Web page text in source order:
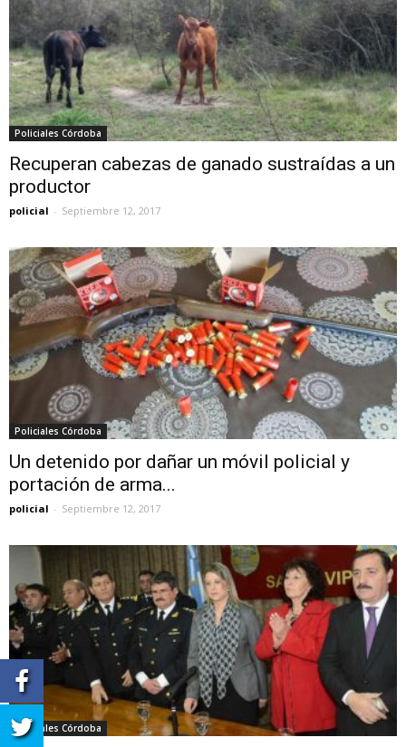
Policiales Córdoba
Recuperan cabezas de ganado sustraídas a un
productor
policial - Septiembre 12, 2017
Policiales Córdoba
Un detenido por dañar un móvil policial y
portación de arma...
policial - Septiembre 12, 2017
Policiales Córdoba